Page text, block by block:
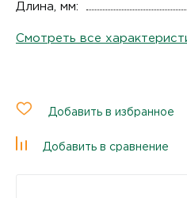
Длина, мм:
Смотреть все
Добавить в избранное
Добавить в сравнение